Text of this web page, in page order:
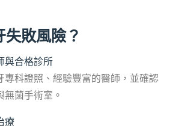
敗風險？
與合格診所
專科證照、經驗豐富的醫師，並確認
菌手術室。
療